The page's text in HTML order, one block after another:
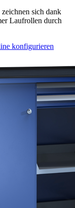
sich dank
Laufrollen durch
konfigurieren